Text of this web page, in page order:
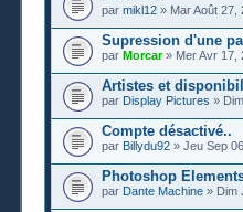
par mikl12 » Mar Août 27,
Supression d'une
par Morcar» Mer Avr 17,
Artistes et
par Display Pictures »
Compte désactivé..
par Billydu92 » Jeu Sep
Photoshop
par Dante Machine » Dim